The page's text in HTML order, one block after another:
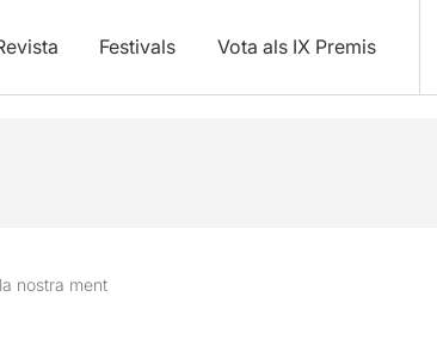
Festivals Vota als IX Premis
nostra ment